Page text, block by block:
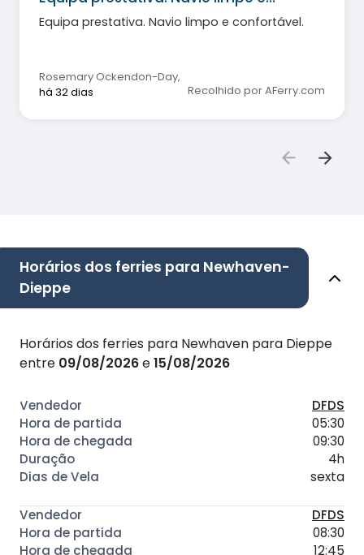
Equipa prestativa. Navio limpo e confortável.
Rosemary Ockendon-Day,
há 32 dias
Recolhido por AFerry.com
Horários dos ferries para Newhaven-
Dieppe
Horários dos ferries para Newhaven para Dieppe
entre 09/08/2026e15/08/2026
DFDS
05:30
09:30
4h
sexta
DFDS
08:30
12:45